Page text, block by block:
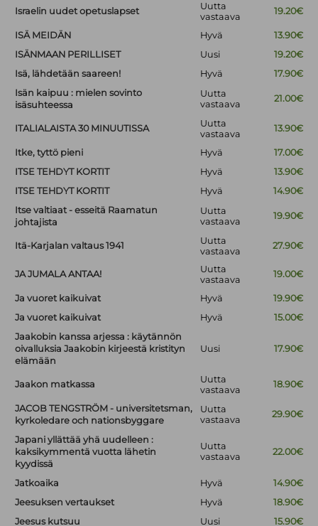
Israelin uudet opetuslapset
Uutta
vastaava
19.20€
ISÄ MEIDÄN Hyvä
13.90€
ISÄNMAAN PERILLISET
Uusi
19.20€
Isä, lähdetään saareen!
Hyvä
17.90€
Isän kaipuu : mielen sovinto
isäsuhteessa
Uutta
vastaava
21.00€
ITALIALAISTA 30 MINUUTISSA
Uutta
vastaava
13.90€
Itke, tyttö pieni Hyvä
17.00€
ITSE TEHDYT KORTIT
Hyvä
13.90€
ITSE TEHDYT KORTIT
Hyvä
14.90€
Itse valtiaat - esseitä Raamatun
johtajista
Uutta
vastaava
19.90€
Itä-Karjalan valtaus 1941
Uutta
vastaava
27.90€
JA JUMALA ANTAA!
Uutta
vastaava
19.00€
Ja vuoret kaikuivat Hyvä
19.90€
Ja vuoret kaikuivat
Hyvä
15.00€
Jaakobin kanssa arjessa : käytännön
oivalluksia Jaakobin kirjeestä kristityn
elämään
Uusi 17.90€
Jaakon matkassa
Uutta
vastaava
18.90€
JACOB TENGSTRÖM - universitetsman,
kyrkoledare och nationsbyggare
Uutta
vastaava
29.90€
Japani yllättää yhä uudelleen :
kaksikymmentä vuotta lähetin
kyydissä
Uutta
vastaava
22.00€
Jatkoaika Hyvä
14.90€
Jeesuksen vertaukset
Hyvä
18.90€
Jeesus kutsuu
Uusi 15.90€